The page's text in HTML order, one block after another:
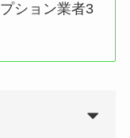
ション業者3